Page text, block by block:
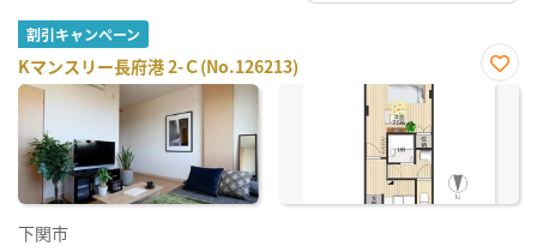
割引キャンペーン
Kマンスリー長府港 2-Ｃ(No.126213)
お気
下関市